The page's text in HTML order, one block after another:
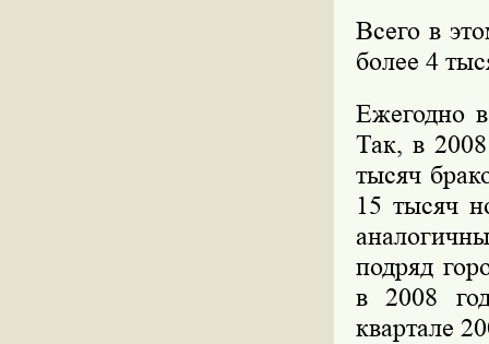
Всего в
более 4
Ежегодно
Так, в
тысяч
15 тысяч
подряд
в 2008
квартале